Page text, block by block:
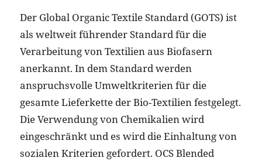
Der Global Organic Textile Standard (GOTS) ist
als weltweit führender Standard für die
Verarbeitung von Textilien aus Biofasern
anerkannt. In dem Standard werden
anspruchsvolle Umweltkriterien für die
gesamte Lieferkette der Bio-Textilien festgelegt.
Die Verwendung von Chemikalien wird
eingeschränkt und es wird die Einhaltung von
sozialen Kriterien gefordert. OCS Blended